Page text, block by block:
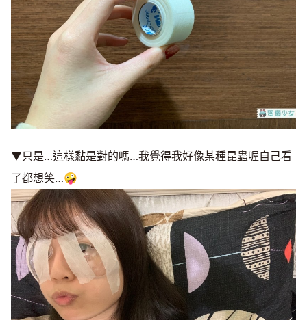
▼只是…這樣黏是對的嗎…我覺得我好像某種昆蟲喔自己看
了都想笑…🤪